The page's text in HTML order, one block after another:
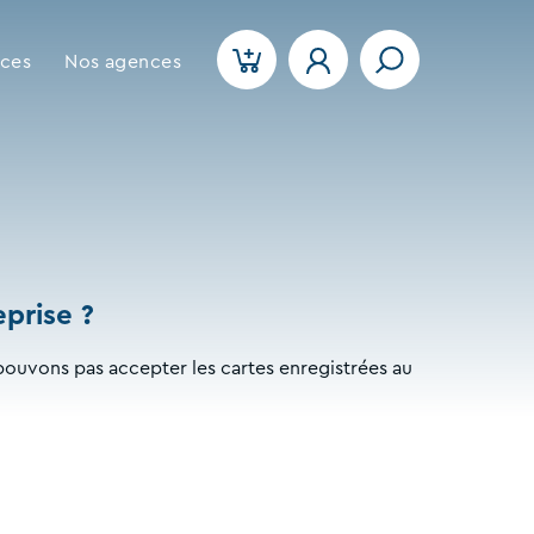
Nos agences
?
pas accepter les cartes enregistrées au